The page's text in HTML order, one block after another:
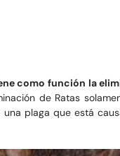
como función la
de Ratas
plaga que está